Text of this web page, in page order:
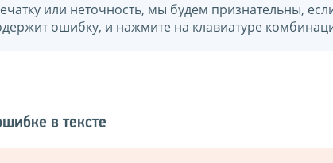
или неточность, мы будем признательны,
ошибку, и нажмите на клавиатуре
в тексте